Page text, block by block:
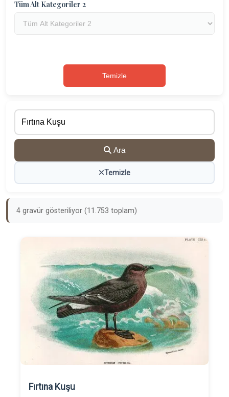
Tüm Alt Kategoriler 2
Temizle
Ara
Temizle
4 gravür gösteriliyor (11.753 toplam)
Fırtına Kuşu